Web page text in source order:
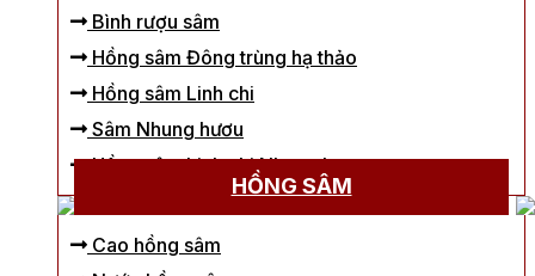
Bình rượu sâm
Hồng sâm Đông trùng hạ thảo
Hồng sâm Linh chi
Sâm Nhung hươu
Hồng sâm Linh chi Nhung hươu
HỒNG SÂM
Cao hồng sâm